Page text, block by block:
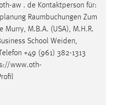
aw . de Kontaktperson für:
Raumbuchungen Zum
Murry, M.B.A. (USA), M.H.R.
School Weiden,
+49 (961) 382-1313
www.oth-